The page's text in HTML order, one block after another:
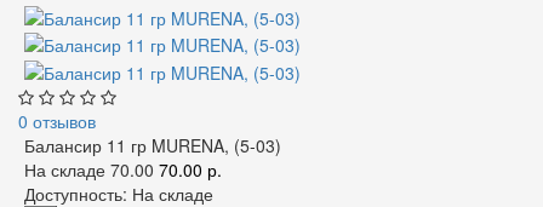
0 отзывов
Балансир 11 гр MURENA, (5-03)
На складе 70.00 70.00 р.
Доступность: На складе